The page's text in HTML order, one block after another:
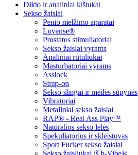
Dildo ir analiniai kištukai
Sekso žaislai
Penio melžimo aparatai
Lovense®
Prostatos stimuliatoriai
Sekso žaislai vyrams
Analiniai rutuliukai
Masturbatoriai vyrams
Asslock
Strap-on
Sekso slingai ir meilės sūpynės
Vibratoriai
Metaliniai sekso žaislai
RAP® - Real Ass Play™
Natūralios sekso lėlės
Spekuliatorius ir skleistuvas
Sport Fucker sekso žaislai